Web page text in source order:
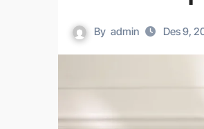
By admin Des 9,